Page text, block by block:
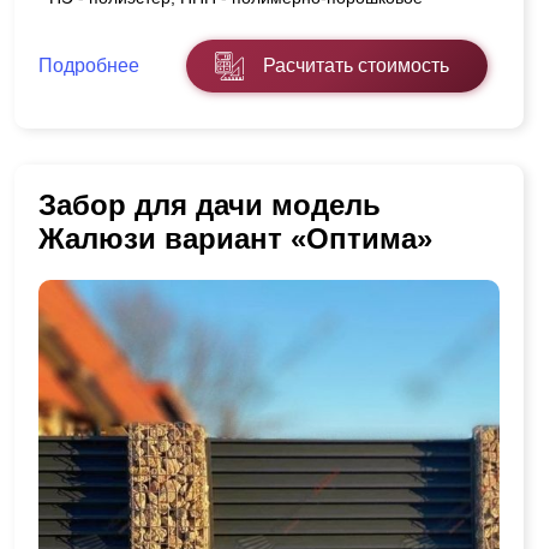
Подробнее Расчитать стоимость
Забор для дачи модель
Жалюзи вариант «Оптима»